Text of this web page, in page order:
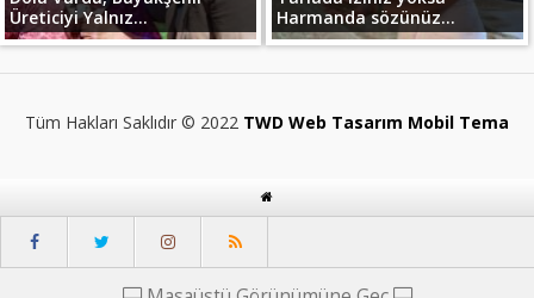
Üreticiyi Yalnız...
Harmanda sözünüz...
Tüm Hakları Saklıdır © 2022 TWD Web Tasarım Mobil Tema